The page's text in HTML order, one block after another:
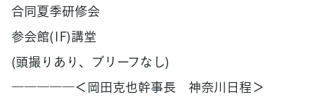
合同夏季研修会
参会館(1F)講堂
(頭撮りあり、ブリーフなし)
―――――＜岡田克也幹事長 神奈川日程＞